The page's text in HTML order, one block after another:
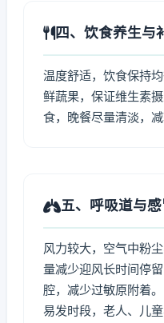
四、饮食养生与
温度舒适，饮食保持
鲜蔬果，保证维生素
食，晚餐尽量清淡，减
五、呼吸道与
风力较大，空气中粉
量减少迎风长时间停
腔，减少过敏原附着
易发时段，老人、儿